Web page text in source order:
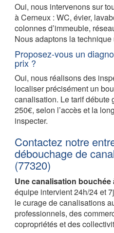
Oui, nous intervenons sur
à Cerneux : WC, évier,
colonnes d’immeuble,
Nous adaptons la
Proposez-vous un
prix ?
Oui, nous réalisons des
localiser précisément un
canalisation. Le tarif débute
250€, selon l’accès et la
inspecter.
Contactez notre
débouchage de
(77320)
Une canalisation bouchée
équipe intervient 24h/24 et
le curage de canalisations
professionnels, des
copropriétés et des